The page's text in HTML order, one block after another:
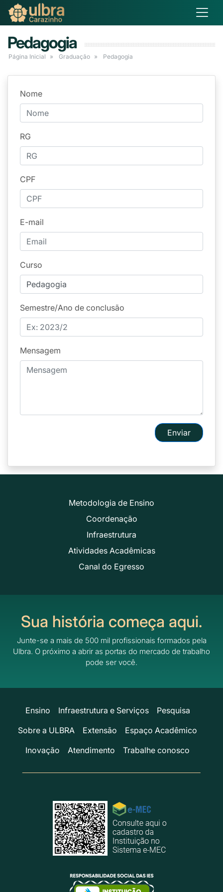
Pedagogia
Página Inicial Graduação Pedagogia
Nome
RG
CPF
E-mail
Curso
Semestre/Ano de conclusão
Mensagem
Enviar
Metodologia de Ensino
Coordenação
Infraestrutura
Atividades Acadêmicas
Canal do Egresso
Sua história começa aqui.
Junte-se a mais de 500 mil profissionais formados pela
Ulbra. O próximo a abrir as portas do mercado de trabalho
pode ser você.
Ensino Infraestrutura e Serviços
Pesquisa
Sobre a ULBRA
Extensão
Espaço Acadêmico
Inovação
Atendimento Trabalhe conosco